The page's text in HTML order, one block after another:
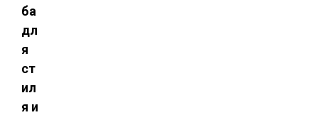
ба
дл
я
ст
ил
я и